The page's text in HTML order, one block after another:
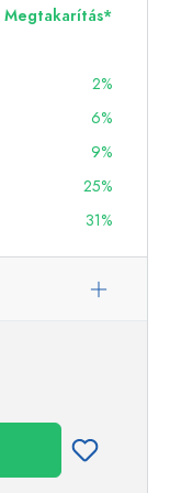
Megtakarítás*
2%
6%
9%
25%
31%